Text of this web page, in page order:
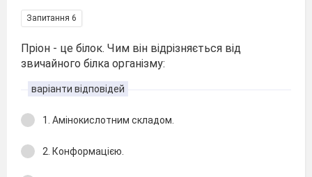
Запитання 6
Пріон - це білок. Чим він відрізняється від
звичайного білка організму:
варіанти відповідей
1. Амінокислотним складом.
2. Конформацією.